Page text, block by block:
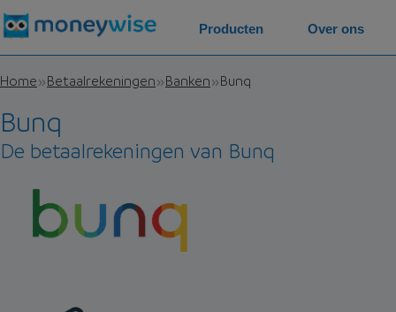
Home Betaalrekeningen Banken Bunq
Bunq
De betaalrekeningen van Bunq
Producten Over ons